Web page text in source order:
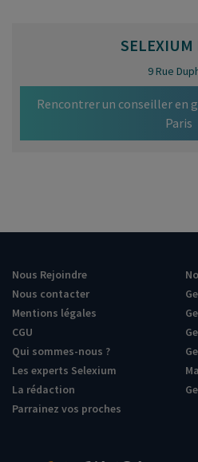
SELEXIUM
9 Rue
Rencontrer un conseiller en
Paris
Nous Rejoindre
Nous contacter
Mentions légales
CGU
Qui sommes-nous ?
Les experts Selexium
La rédaction
Parrainez vos proches